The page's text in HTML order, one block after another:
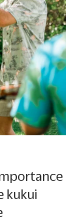
kukui